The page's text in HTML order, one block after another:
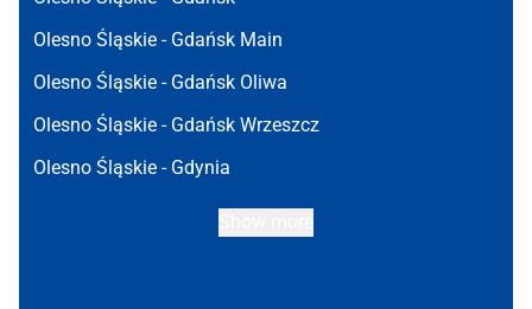
Olesno Śląskie - Gdańsk Main
Olesno Śląskie - Gdańsk Oliwa
Olesno Śląskie - Gdańsk Wrzeszcz
Olesno Śląskie - Gdynia